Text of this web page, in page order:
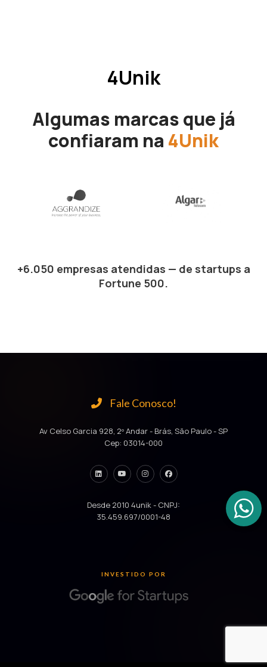
4Unik
Algumas marcas que já
confiaram na 4Unik
+6.050 empresas atendidas — de startups a
Fortune 500.
Fale Conosco!
Av Celso Garcia 928, 2º Andar - Brás, São Paulo - SP
Cep: 03014-000
Desde 2010 4unik - CNPJ:
35.459.697/0001-48
INVESTIDO POR